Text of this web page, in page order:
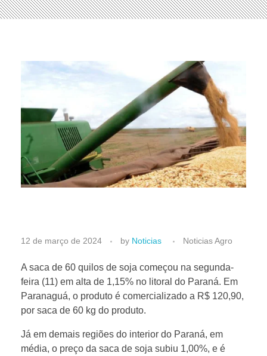
P
r
e
ç
12 de março de 2024 by Noticias Noticias Agro
A saca de 60 quilos de soja começou na segunda-
feira (11) em alta de 1,15% no litoral do Paraná. Em
Paranaguá, o produto é comercializado a R$ 120,90,
por saca de 60 kg do produto.
Já em demais regiões do interior do Paraná, em
média, o preço da saca de soja subiu 1,00%, e é